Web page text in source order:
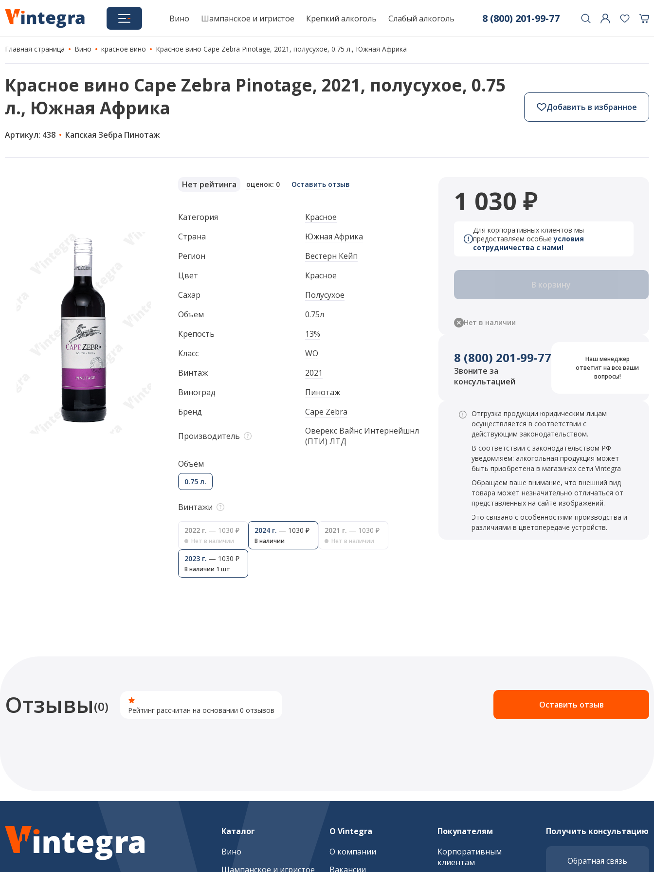
Вино Шампанское и игристое Крепкий алкоголь Слабый алкоголь 8 (800) 201-99-77
Главная страница Вино красное вино Красное вино Cape Zebra Pinotage, 2021, полусухое, 0.75 л., Южная Африка
Красное вино Cape Zebra Pinotage, 2021, полусухое, 0.75
л., Южная Африка
Артикул: 438 Капская Зебра Пинотаж
Добавить в избранное
Нет рейтинга оценок: 0 Оставить отзыв
Категория
Красное
Страна
Южная Африка
Регион
Вестерн Кейп
Цвет
Красное
Сахар
Полусухое
Объем
0.75л
Крепость
13%
Класс
WO
Винтаж
2021
Виноград
Пинотаж
Бренд
Cape Zebra
Производитель
Оверекс Вайнс Интернейшнл
(ПТИ) ЛТД
Объём
0.75 л.
Винтажи
2022 г. — 1030 ₽
Нет в наличии
2024 г. — 1030 ₽
В наличии
2021 г. — 1030 ₽
Нет в наличии
2023 г. — 1030 ₽
В наличии 1 шт
1 030 ₽
Для корпоративных клиентов мы
предоставляем особыеусловия
сотрудничества с нами!
В корзину
Нет в наличии
8 (800) 201-99-77
Звоните за
консультацией
Наш менеджер
ответит на все ваши
вопросы!
Отгрузка продукции юридическим лицам
осуществляется в соответствии с
действующим законодательством.
В соответствии с законодательством РФ
уведомляем: алкогольная продукция может
быть приобретена в магазинах сети Vintegra
Обращаем ваше внимание, что внешний вид
товара может незначительно отличаться от
представленных на сайте изображений.
Это связано с особенностями производства и
различиями в цветопередаче устройств.
Отзывы(0) Рейтинг рассчитан на основании 0 отзывов Оставить отзыв
Каталог
Вино
Шампанское и игристое
О Vintegra
О компании
Вакансии
Покупателям
Корпоративным
клиентам
Получить консультацию
Обратная связь